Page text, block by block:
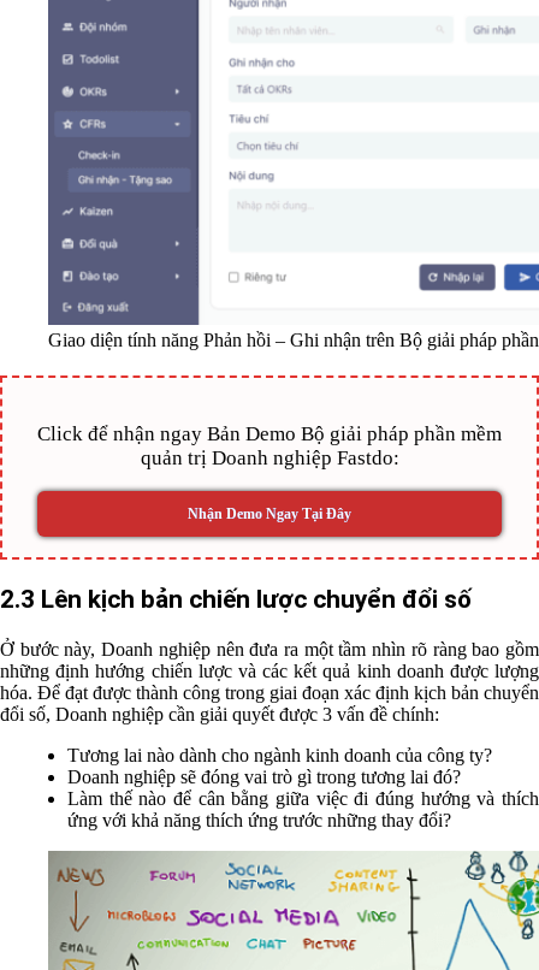
Giao diện tính năng Phản hồi – Ghi nhận trên Bộ giải pháp
Click để nhận ngay Bản Demo Bộ giải pháp phần mềm
quản trị Doanh nghiệp Fastdo:
Nhận Demo Ngay Tại Đây
2.3 Lên kịch bản chiến lược chuyển đổi số
Ở bước này, Doanh nghiệp nên đưa ra một tầm nhìn rõ ràng bao gồm
những định hướng chiến lược và các kết quả kinh doanh được lượng
hóa. Để đạt được thành công trong giai đoạn xác định kịch bản chuyển
đổi số, Doanh nghiệp cần giải quyết được 3 vấn đề chính:
Tương lai nào dành cho ngành kinh doanh của công ty?
Doanh nghiệp sẽ đóng vai trò gì trong tương lai đó?
Làm thế nào để cân bằng giữa việc đi đúng hướng và thích
ứng với khả năng thích ứng trước những thay đổi?